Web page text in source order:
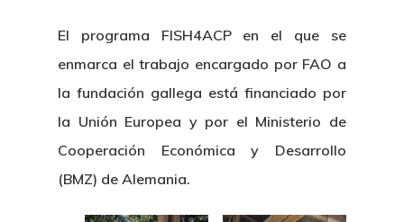
El programa FISH4ACP en el que se
enmarca el trabajo encargado por FAO a
la fundación gallega está financiado por
la Unión Europea y por el Ministerio de
Cooperación Económica y Desarrollo
(BMZ) de Alemania.
Nosotros
Actualidad